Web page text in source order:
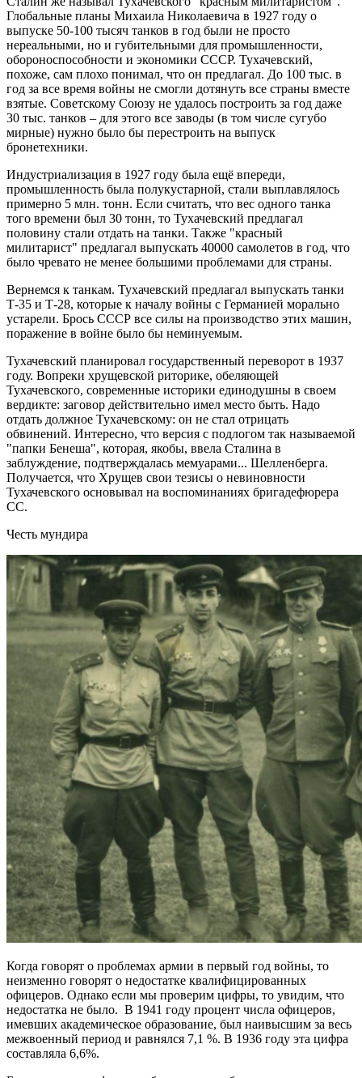
Глобальные планы Михаила Николаевича в 1927 году о
выпуске 50-100 тысяч танков в год были не просто
нереальными, но и губительными для промышленности,
обороноспособности и экономики СССР. Тухачевский,
похоже, сам плохо понимал, что он предлагал. До 100 тыс. в
год за все время войны не смогли дотянуть все страны вместе
взятые. Советскому Союзу не удалось построить за год даже
30 тыс. танков – для этого все заводы (в том числе сугубо
мирные) нужно было бы перестроить на выпуск
бронетехники.
Индустриализация в 1927 году была ещё впереди,
промышленность была полукустарной, стали выплавлялось
примерно 5 млн. тонн. Если считать, что вес одного танка
того времени был 30 тонн, то Тухачевский предлагал
половину стали отдать на танки. Также "красный
милитарист" предлагал выпускать 40000 самолетов в год, что
было чревато не менее большими проблемами для страны.
Вернемся к танкам. Тухачевский предлагал выпускать танки
Т-35 и Т-28, которые к началу войны с Германией морально
устарели. Брось СССР все силы на производство этих машин,
поражение в войне было бы неминуемым.
Тухачевский планировал государственный переворот в 1937
году. Вопреки хрущевской риторике, обеляющей
Тухачевского, современные историки единодушны в своем
вердикте: заговор действительно имел место быть. Надо
отдать должное Тухачевскому: он не стал отрицать
обвинений. Интересно, что версия с подлогом так называемой
"папки Бенеша", которая, якобы, ввела Сталина в
заблуждение, подтверждалась мемуарами... Шелленберга.
Получается, что Хрущев свои тезисы о невиновности
Тухачевского основывал на воспоминаниях бригадефюрера
СС.
Честь мундира
Когда говорят о проблемах армии в первый год войны, то
неизменно говорят о недостатке квалифицированных
офицеров. Однако если мы проверим цифры, то увидим, что
недостатка не было. В 1941 году процент числа офицеров,
имевших академическое образование, был наивысшим за весь
межвоенный период и равнялся 7,1 %. В 1936 году эта цифра
составляла 6,6%.